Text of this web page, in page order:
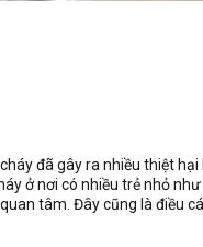
đã gây ra nhiều thiệt
ở nơi có nhiều trẻ nhỏ
tâm. Đây cũng là điều